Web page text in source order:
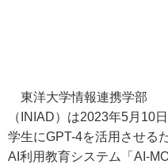
東洋大学情報連携学部
（INIAD）は2023年5月10
学生にGPT-4を活用させるた
AI利用教育システム「AI-